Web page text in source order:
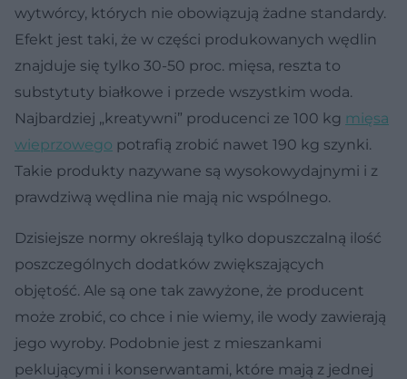
wytwórcy, których nie obowiązują żadne standardy.
Efekt jest taki, że w części produkowanych wędlin
znajduje się tylko 30-50 proc. mięsa, reszta to
substytuty białkowe i przede wszystkim woda.
Najbardziej „kreatywni” producenci ze 100 kg mięsa
wieprzowego potrafią zrobić nawet 190 kg szynki.
Takie produkty nazywane są wysokowydajnymi i z
prawdziwą wędlina nie mają nic wspólnego.
Dzisiejsze normy określają tylko dopuszczalną ilość
poszczególnych dodatków zwiększających
objętość. Ale są one tak zawyżone, że producent
może zrobić, co chce i nie wiemy, ile wody zawierają
jego wyroby. Podobnie jest z mieszankami
peklującymi i konserwantami, które mają z jednej